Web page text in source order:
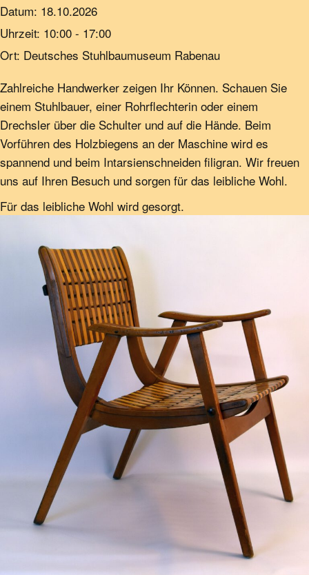
Datum: 18.10.2026
Uhrzeit: 10:00 - 17:00
Ort: Deutsches Stuhlbaumuseum Rabenau
Zahlreiche Handwerker zeigen Ihr Können. Schauen Sie
einem Stuhlbauer, einer Rohrflechterin oder einem
Drechsler über die Schulter und auf die Hände. Beim
Vorführen des Holzbiegens an der Maschine wird es
spannend und beim Intarsienschneiden filigran. Wir freuen
uns auf Ihren Besuch und sorgen für das leibliche Wohl.
Für das leibliche Wohl wird gesorgt.